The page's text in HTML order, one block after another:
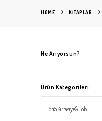
HOME KITAPLAR
Ne Arıyorsun?
Ürün Kategorileri
6:45 Kırtasiye&Hobi